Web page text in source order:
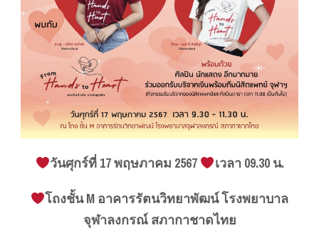
วันศุกร์ที่ 17 พฤษภาคม 2567
เวลา 09.30 น.
โถงชั้น M อาคารรัตนวิทยาพัฒน์ โรงพยาบาล
จุฬาลงกรณ์ สภากาชาดไทย